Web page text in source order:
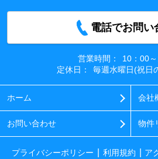
電話でお問い
営業時間：
10：00
定休日：
毎週水曜日(祝日
ホーム 会社
お問い合わせ 物件
プライバシーポリシー 利用規約 ア